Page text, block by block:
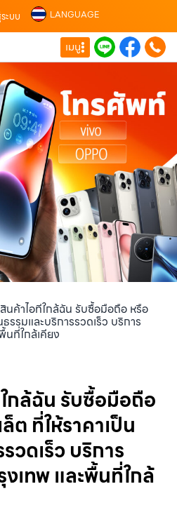
ะบบ LANGUAGE
เมนู
นค้าไอทีใกล้ฉัน รับซื้อมือถือ หรือ
รรมและบริการรวดเร็ว บริการ
ที่ใกล้เคียง
กล้ฉัน รับซื้อมือถือ
ต ที่ให้ราคาเป็น
วดเร็ว บริการ
เทพ และพื้นที่ใกล้